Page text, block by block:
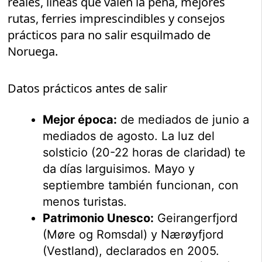
rutas, ferries imprescindibles y consejos
prácticos para no salir esquilmado de
Noruega.
Datos prácticos antes de salir
Mejor época: de mediados de junio a
mediados de agosto. La luz del
solsticio (20-22 horas de claridad) te
da días larguisimos. Mayo y
septiembre también funcionan, con
menos turistas.
Patrimonio Unesco: Geirangerfjord
(Møre og Romsdal) y Nærøyfjord
(Vestland), declarados en 2005.